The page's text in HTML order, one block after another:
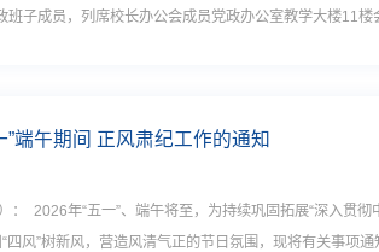
班子成员，列席校长办公会成员党政办公室教学大楼11楼
”端午期间 正风肃纪工作的通知
： 2026年“五一”、端午将至，为持续巩固拓展“深入贯
四风”树新风，营造风清气正的节日氛围，现将有关事项